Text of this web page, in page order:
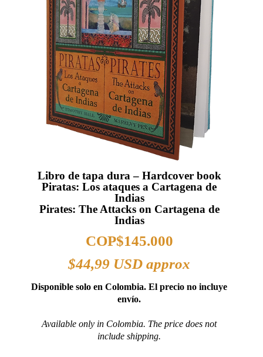
Libro de tapa dura – Hardcover book
Piratas: Los ataques a Cartagena de
Indias
Pirates: The Attacks on Cartagena de
Indias
COP$145.000
$44,99 USD approx
Disponible solo en Colombia. El precio no incluye
envío.
Available only in Colombia. The price does not
include shipping.